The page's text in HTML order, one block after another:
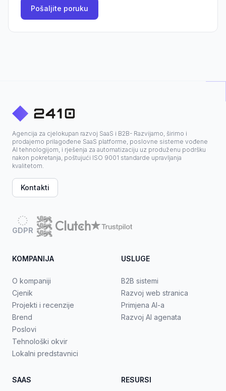
Pošaljite poruku
Agencija za cjelokupan razvoj SaaS i B2B- Razvijamo, širimo i
prodajemo prilagođene SaaS platforme, poslovne sisteme vođene
AI tehnologijom, i rješenja za automatizaciju uz produženu podršku
nakon pokretanja, poštujući ISO 9001 standarde upravljanja
kvalitetom.
Kontakti
GDPR
KOMPANIJA
O kompaniji
Cjenik
Projekti i recenzije
Brend
Poslovi
Tehnološki okvir
Lokalni predstavnici
USLUGE
B2B sistemi
Razvoj web stranica
Primjena AI-a
Razvoj AI agenata
SAAS RESURSI